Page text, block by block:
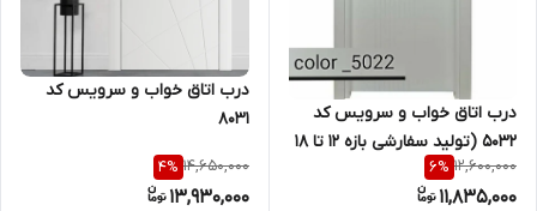
درب اتاق خواب و سرویس کد
۵۰۳۲ (تولید سفارشی بازه ۱۲ تا ۱۸
روز کاری انجام خواهد شد)
12,600,000
6%
11,835,000
درب اتاق خواب و سرویس کد
۸۰۳۱
14,650,000
4%
13,930,000